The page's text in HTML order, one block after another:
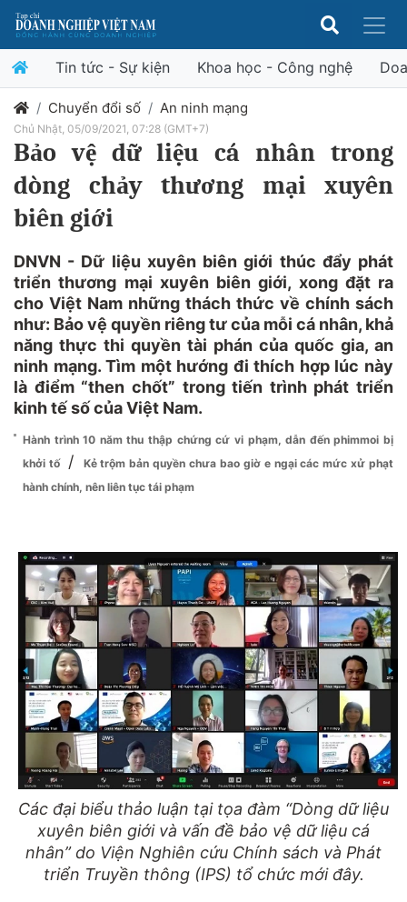
Tin tức - Sự kiện Khoa học - Công nghệ
Chuyển đổi số An ninh mạng
Chủ Nhật, 05/09/2021, 07:28 (GMT+7)
Bảo vệ dữ liệu cá nhân trong
dòng chảy thương mại xuyên
biên giới
DNVN - Dữ liệu xuyên biên giới thúc đẩy phát
triển thương mại xuyên biên giới, xong đặt ra
cho Việt Nam những thách thức về chính sách
như: Bảo vệ quyền riêng tư của mỗi cá nhân, khả
năng thực thi quyền tài phán của quốc gia, an
ninh mạng. Tìm một hướng đi thích hợp lúc này
là điểm “then chốt” trong tiến trình phát triển
kinh tế số của Việt Nam.
Hành trình 10 năm thu thập chứng cứ vi phạm, dẫn đến phimmoi bị
khởi tố /
Kẻ trộm bản quyền chưa bao giờ e ngại các mức xử phạt
hành chính, nên liên tục tái phạm
Các đại biểu thảo luận tại tọa đàm “Dòng dữ liệu
xuyên biên giới và vấn đề bảo vệ dữ liệu cá
nhân” do Viện Nghiên cứu Chính sách và Phát
triển Truyền thông (IPS) tổ chức mới đây.